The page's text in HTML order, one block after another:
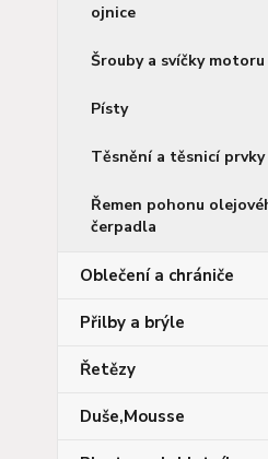
ojnice
Šrouby a svíčky motoru
Písty
Těsnění a těsnicí prvky
Řemen pohonu
čerpadla
Oblečení a chrániče
Přilby a brýle
Řetězy
Duše,Mousse